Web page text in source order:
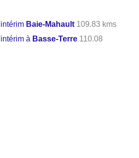
Baie-Mahault 109.83 kms
à Basse-Terre 110.08